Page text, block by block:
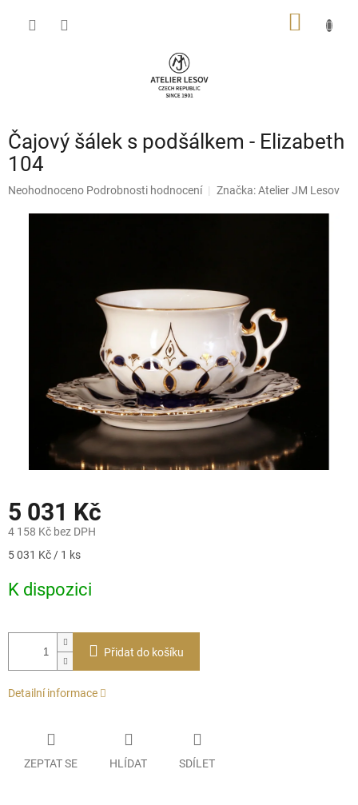
Čajový šálek s podšálkem - Elizabeth
104
Průměrné
Neohodnoceno Podrobnosti hodnocení Značka:Atelier JM Lesov
5 031 Kč
4 158 Kč bez DPH
Měrná
5 031 Kč / 1 ks
K dispozici
Přidat do košíku
Detailní informace
ZEPTAT SE HLÍDAT SDÍLET